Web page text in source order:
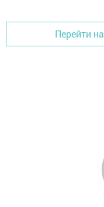
Перейти